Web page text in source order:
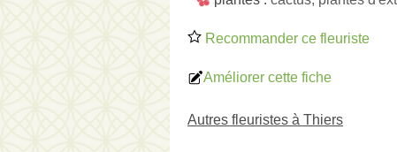
Recommander ce fleuriste
Améliorer cette fiche
Autres fleuristes à Thiers